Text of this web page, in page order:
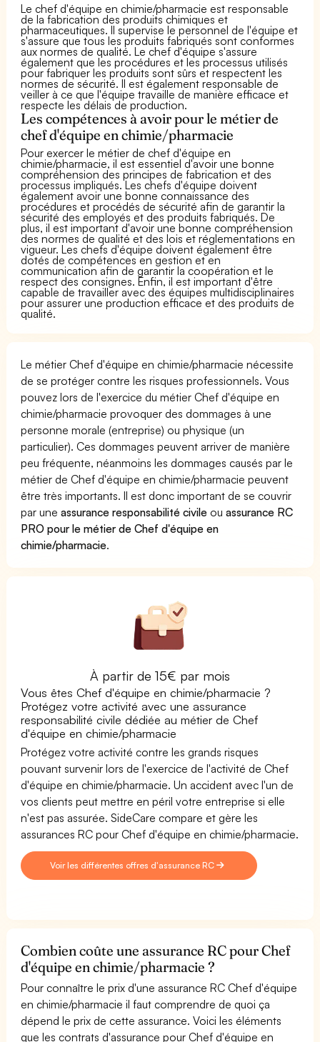
Le chef d'équipe en chimie/pharmacie est responsable
de la fabrication des produits chimiques et
pharmaceutiques. Il supervise le personnel de l'équipe et
s'assure que tous les produits fabriqués sont conformes
aux normes de qualité. Le chef d'équipe s'assure
également que les procédures et les processus utilisés
pour fabriquer les produits sont sûrs et respectent les
normes de sécurité. Il est également responsable de
veiller à ce que l'équipe travaille de manière efficace et
respecte les délais de production.
Les compétences à avoir pour le métier de
chef d'équipe en chimie/pharmacie
Pour exercer le métier de chef d'équipe en
chimie/pharmacie, il est essentiel d'avoir une bonne
compréhension des principes de fabrication et des
processus impliqués. Les chefs d'équipe doivent
également avoir une bonne connaissance des
procédures et procédés de sécurité afin de garantir la
sécurité des employés et des produits fabriqués. De
plus, il est important d'avoir une bonne compréhension
des normes de qualité et des lois et réglementations en
vigueur. Les chefs d'équipe doivent également être
dotés de compétences en gestion et en
communication afin de garantir la coopération et le
respect des consignes. Enfin, il est important d'être
capable de travailler avec des équipes multidisciplinaires
pour assurer une production efficace et des produits de
qualité.
Le métier Chef d'équipe en chimie/pharmacie nécessite
de se protéger contre les risques professionnels. Vous
pouvez lors de l'exercice du métier Chef d'équipe en
chimie/pharmacie provoquer des dommages à une
personne morale (entreprise) ou physique (un
particulier). Ces dommages peuvent arriver de manière
peu fréquente, néanmoins les dommages causés par le
métier de Chef d'équipe en chimie/pharmacie peuvent
être très importants. Il est donc important de se couvrir
par uneassurance responsabilité civile ouassurance RC
PRO pour le métier de Chef d'équipe en
chimie/pharmacie.
À partir de 15€ par mois
Vous êtes Chef d'équipe en chimie/pharmacie ?
Protégez votre activité avec une assurance
responsabilité civile dédiée au métier de Chef
d'équipe en chimie/pharmacie
Protégez votre activité contre les grands risques
pouvant survenir lors de l'exercice de l'activité de Chef
d'équipe en chimie/pharmacie. Un accident avec l'un de
vos clients peut mettre en péril votre entreprise si elle
n'est pas assurée. SideCare compare et gère les
assurances RC pour Chef d'équipe en chimie/pharmacie.
Voir les différentes offres d'assurance RC
Combien coûte une assurance RC pour Chef
d'équipe en chimie/pharmacie ?
Pour connaître le prix d'une assurance RC Chef d'équipe
en chimie/pharmacie il faut comprendre de quoi ça
dépend le prix de cette assurance. Voici les éléments
que les contrats d'assurance pour Chef d'équipe en